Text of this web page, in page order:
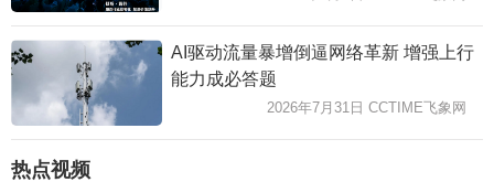
AI驱动流量暴增倒逼网络革新 增强上行
能力成必答题
2026年7月31日 CCTIME飞象网
热点视频